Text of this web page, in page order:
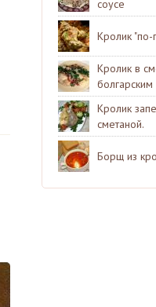
соусе
Кролик "по-
Кролик в
Кролик
сметаной.
Борщ из